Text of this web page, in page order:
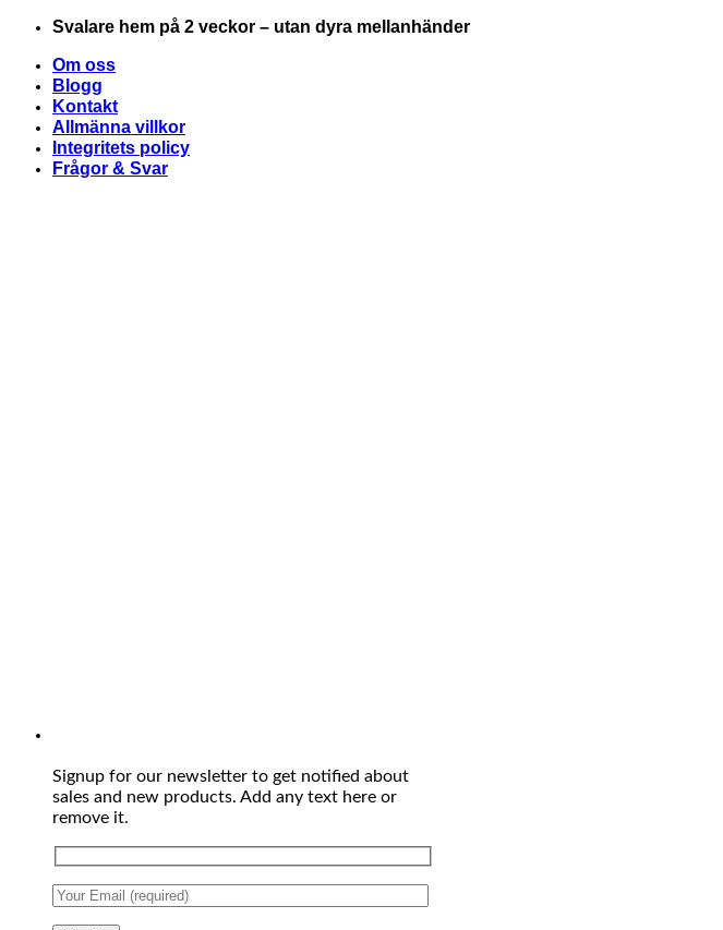
Skip
content
Svalare hem på 2 veckor – utan dyra mellanhänder
Om oss
Blogg
Kontakt
Allmänna villkor
Integritets policy
Frågor & Svar
Signup for our newsletter to get notified about
sales and new products. Add any text here or
remove it.